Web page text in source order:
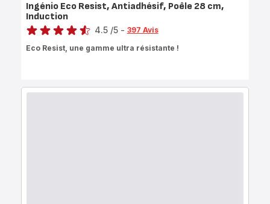
Ingénio Eco Resist, Antiadhésif, Poêle 28 cm,
Induction
Note
4.5 /5 - 397 Avis
Eco Resist, une gamme ultra résistante !